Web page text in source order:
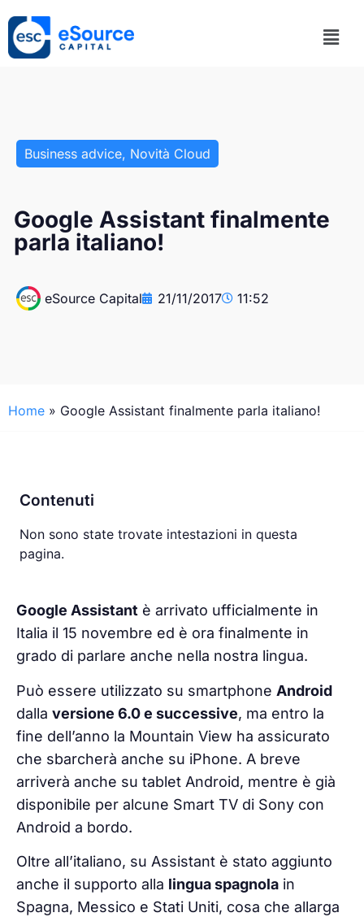
Business advice, Novità Cloud
Google Assistant finalmente
parla italiano!
eSource Capital 21/11/2017 11:52
Home » Google Assistant finalmente parla italiano!
Contenuti
Non sono state trovate intestazioni in questa
pagina.
Google Assistant è arrivato ufficialmente in
Italia il 15 novembre ed è ora finalmente in
grado di parlare anche nella nostra lingua.
Può essere utilizzato su smartphone Android
dalla versione 6.0 e successive, ma entro la
fine dell’anno la Mountain View ha assicurato
che sbarcherà anche su iPhone. A breve
arriverà anche su tablet Android, mentre è già
disponibile per alcune Smart TV di Sony con
Android a bordo.
Oltre all’italiano, su Assistant è stato aggiunto
anche il supporto alla lingua spagnola in
Spagna, Messico e Stati Uniti, cosa che allarga